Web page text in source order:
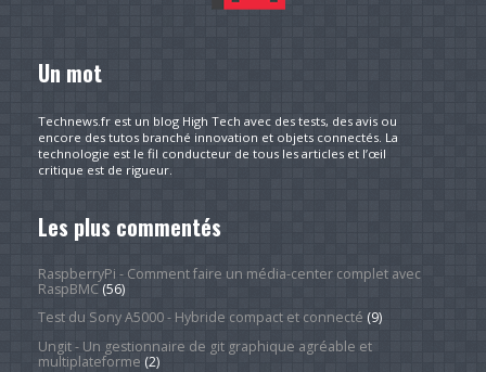
Un mot
Technews.fr est un blog High Tech avec des tests, des avis ou
encore des tutos branché innovation et objets connectés. La
technologie est le fil conducteur de tous les articles et l’œil
critique est de rigueur.
Les plus commentés
RaspberryPi - Comment faire un média-center complet avec
RaspBMC(56)
Test du Sony A5000 - Hybride compact et connecté (9)
Ungit - Un gestionnaire de git graphique agréable et
multiplateforme (2)